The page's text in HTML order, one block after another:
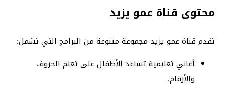
محتوى قناة عمو يزيد
تقدم قناة عمو يزيد مجموعة متنوعة من البرامج التي تشمل:
أغاني تعليمية تساعد الأطفال على تعلم الحروف
والأرقام.